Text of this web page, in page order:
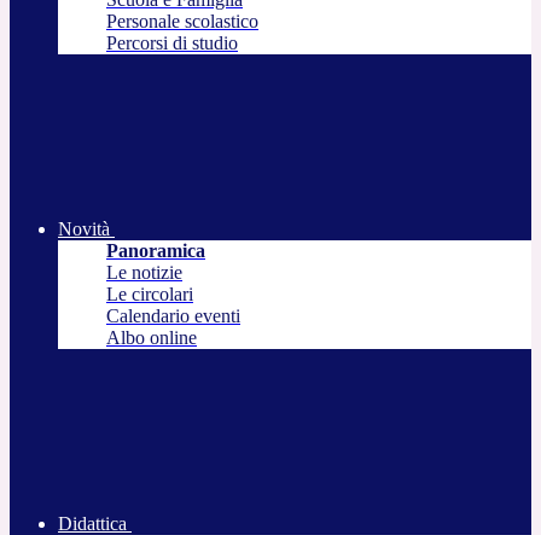
Personale scolastico
Percorsi di studio
Novità
Panoramica
Le notizie
Le circolari
Calendario eventi
Albo online
Didattica